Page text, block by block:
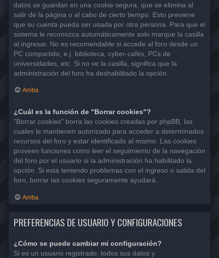
datos se guardan en una cookie segura, que se elimina al
salir de la página o al cabo de cierto tiempo. Esto previene
que su cuenta pueda ser usada por otra persona. Para que el
sistema le reconozca automáticamente solo marque la casilla
al ingresar. No es recomendable si accede al foro desde un
PC compartido, e.j. biblioteca, cyber-cafés, PCs de
universidades, etc. Si no ve la casilla, significa que la
administración del foro ha deshabilitado la opción.
Arriba
¿Cuál es la función de "Borrar cookies"?
"Borrar cookies" borra las cookies creadas por phpBB, las
cuales le mantienen autorizado para acceder a determinados
recursos del foro y estar identificado al mismo. Las cookies
proveen funciones como leer el seguimiento de la navegación
del foro por el usuario si la administración ha habilitado la
opción. Si está teniendo problemas con el ingreso o salida del
foro, borrar las cookies seguramente ayudará.
Arriba
PREFERENCIAS DE USUARIO Y CONFIGURACIONES
¿Cómo se puede cambiar mi configuración?
Si es un usuario registrado, todos sus datos y